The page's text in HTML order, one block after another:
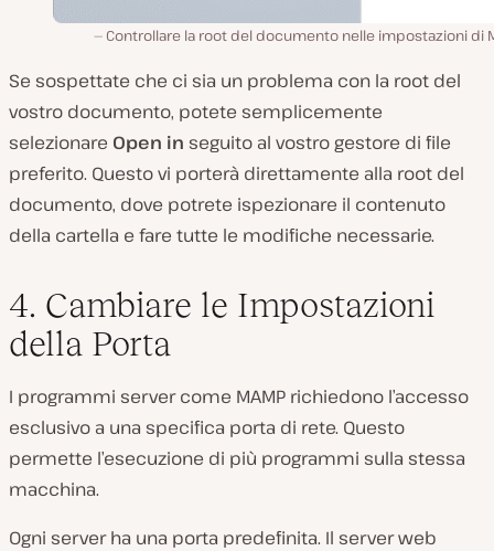
Controllare la root del documento nelle impostazioni di
Se sospettate che ci sia un problema con la root del
vostro documento, potete semplicemente
selezionare Open in seguito al vostro gestore di file
preferito. Questo vi porterà direttamente alla root del
documento, dove potrete ispezionare il contenuto
della cartella e fare tutte le modifiche necessarie.
4. Cambiare le Impostazioni
della Porta
I programmi server come MAMP richiedono l’accesso
esclusivo a una specifica porta di rete. Questo
permette l’esecuzione di più programmi sulla stessa
macchina.
Ogni server ha una porta predefinita. Il server web